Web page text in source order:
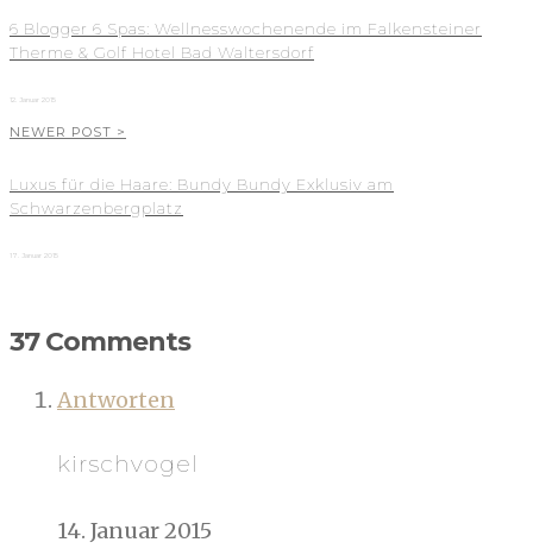
6 Blogger 6 Spas: Wellnesswochenende im Falkensteiner
Therme & Golf Hotel Bad Waltersdorf
12. Januar 2015
NEWER POST >
Luxus für die Haare: Bundy Bundy Exklusiv am
Schwarzenbergplatz
17. Januar 2015
37 Comments
Antworten
kirschvogel
14. Januar 2015